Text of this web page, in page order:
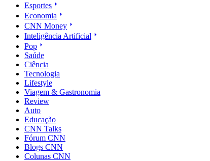
Esportes
Economia
CNN Money
Inteligência Artificial
Pop
Saúde
Ciência
Tecnologia
Lifestyle
Viagem & Gastronomia
Review
Auto
Educação
CNN Talks
Fórum CNN
Blogs CNN
Colunas CNN